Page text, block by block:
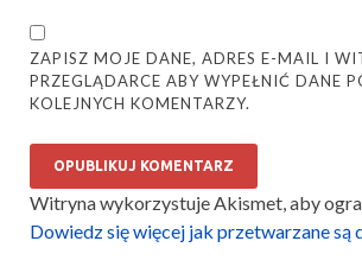
ZAPISZ MOJE DANE, ADRES E-MAIL I
PRZEGLĄDARCE ABY WYPEŁNIĆ DANE
KOLEJNYCH KOMENTARZY.
Witryna wykorzystuje Akismet, aby
Dowiedz się więcej jak przetwarzane są